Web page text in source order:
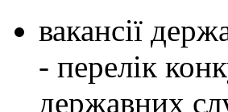
вакансії
- перелік
державних